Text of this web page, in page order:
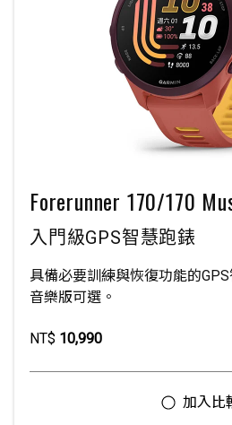
Forerunner 170/170
入門級GPS智慧跑錶
具備必要訓練與恢復功能的
音樂版可選。
NT$ 10,990